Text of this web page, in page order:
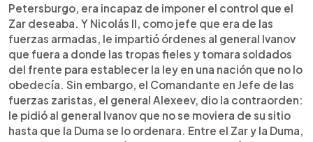
Petersburgo, era incapaz de imponer el control que el
Zar deseaba. Y Nicolás II, como jefe que era de las
fuerzas armadas, le impartió órdenes al general Ivanov
que fuera a donde las tropas fieles y tomara soldados
del frente para establecer la ley en una nación que no lo
obedecía. Sin embargo, el Comandante en Jefe de las
fuerzas zaristas, el general Alexeev, dio la contraorden:
le pidió al general Ivanov que no se moviera de su sitio
hasta que la Duma se lo ordenara. Entre el Zar y la Duma,